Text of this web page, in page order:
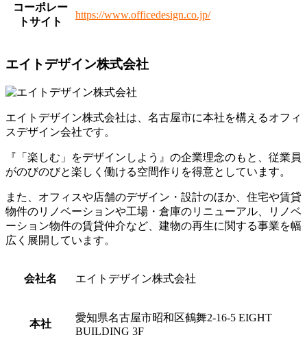
コーポレー
トサイト
https://www.officedesign.co.jp/
エイトデザイン株式会社
エイトデザイン株式会社は、名古屋市に本社を構えるオフィ
スデザイン会社です。
『「楽しむ」をデザインしよう』の企業理念のもと、従業員
がのびのびと楽しく働ける空間作りを得意としています。
また、 オフィスや店舗のデザイン・設計のほか、住宅や賃貸
物件のリノベーションや工場・倉庫のリニューアル、リノベ
ーション物件の賃貸仲介など、建物の再生に関する事業を幅
広く展開しています。
会社名 エイトデザイン株式会社
本社
愛知県名古屋市昭和区鶴舞2-16-5 EIGHT
BUILDING 3F